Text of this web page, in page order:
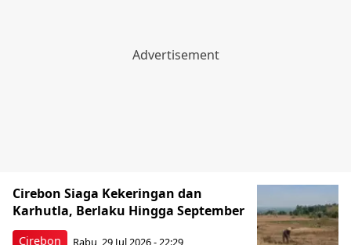
Cirebon
Cirebon Siaga Kekeringan dan
Karhutla, Berlaku Hingga September
Rabu, 29 Jul 2026 - 22:29